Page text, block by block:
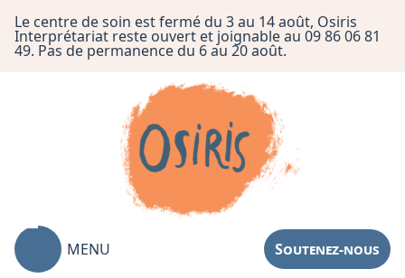
Le centre de soin est fermé du 3 au 14 août, Osiris
Interprétariat reste ouvert et joignable au 09 86 06 81
49. Pas de permanence du 6 au 20 août.
MENU Soutenez-nous